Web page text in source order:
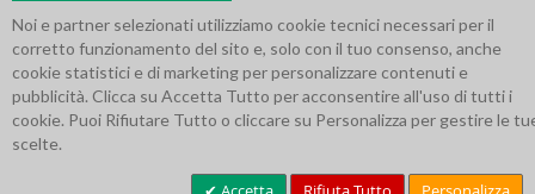
USA
616 Corporate Way Suite 2
#4217 Valley Cottage NY 10989
Noi e partner selezionati utilizziamo cookie tecnici necessari per il
corretto funzionamento del sito e, solo con il tuo consenso, anche
cookie statistici e di marketing per personalizzare contenuti e
pubblicità. Clicca su Accetta Tutto per acconsentire all'uso di tutti i
cookie. Puoi Rifiutare Tutto o cliccare su Personalizza per gestire le
scelte.